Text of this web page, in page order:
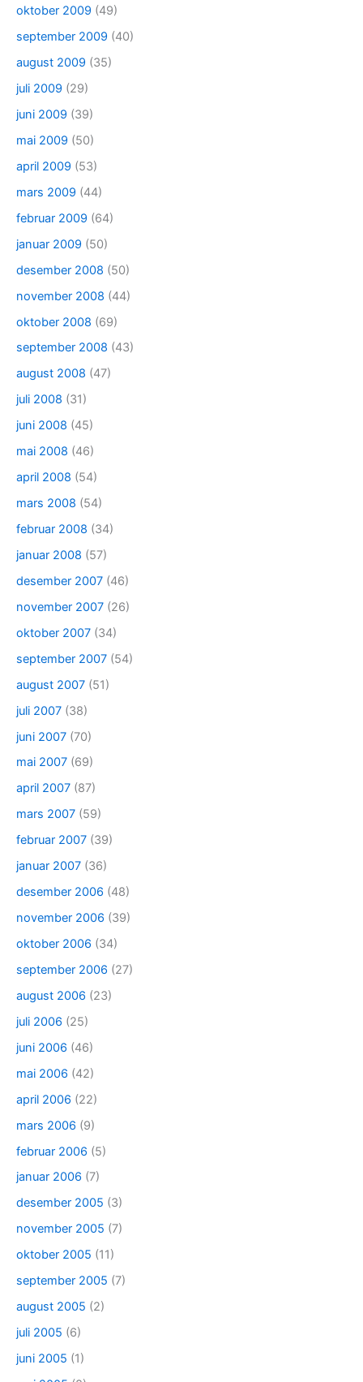
oktober 2009 (49)
september 2009 (40)
august 2009 (35)
juli 2009 (29)
juni 2009 (39)
mai 2009 (50)
april 2009 (53)
mars 2009 (44)
februar 2009 (64)
januar 2009 (50)
desember 2008 (50)
november 2008 (44)
oktober 2008 (69)
september 2008 (43)
august 2008 (47)
juli 2008 (31)
juni 2008 (45)
mai 2008 (46)
april 2008 (54)
mars 2008 (54)
februar 2008 (34)
januar 2008 (57)
desember 2007 (46)
november 2007 (26)
oktober 2007 (34)
september 2007 (54)
august 2007 (51)
juli 2007 (38)
juni 2007 (70)
mai 2007 (69)
april 2007 (87)
mars 2007 (59)
februar 2007 (39)
januar 2007 (36)
desember 2006 (48)
november 2006 (39)
oktober 2006 (34)
september 2006 (27)
august 2006 (23)
juli 2006 (25)
juni 2006 (46)
mai 2006 (42)
april 2006 (22)
mars 2006 (9)
februar 2006 (5)
januar 2006 (7)
desember 2005 (3)
november 2005 (7)
oktober 2005 (11)
september 2005 (7)
august 2005 (2)
juli 2005 (6)
juni 2005 (1)